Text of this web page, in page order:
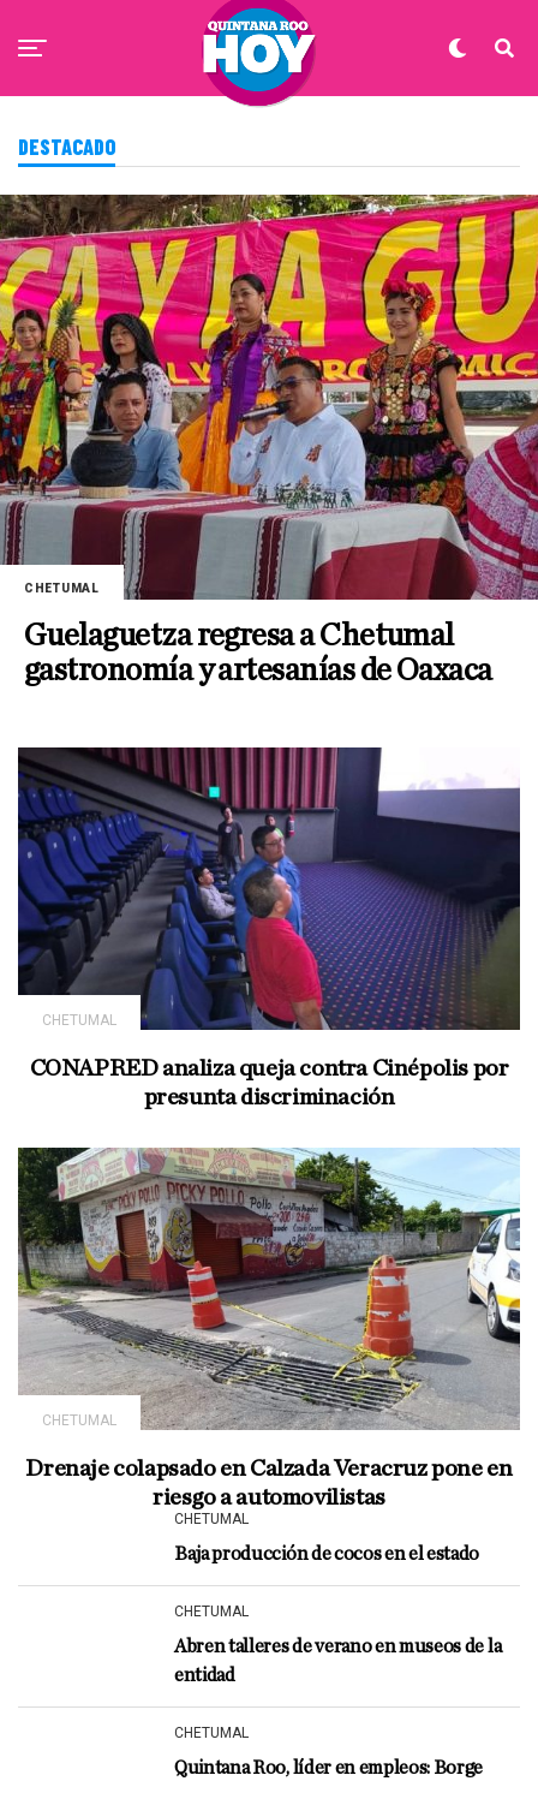
DESTACADO
CHETUMAL
Guelaguetza regresa a Chetumal
gastronomía y artesanías de Oaxaca
CHETUMAL
CONAPRED analiza queja contra Cinépolis por
presunta discriminación
CHETUMAL
Drenaje colapsado en Calzada Veracruz pone en
riesgo a automovilistas
CHETUMAL
Baja producción de cocos en el estado
CHETUMAL
Abren talleres de verano en museos de la
entidad
CHETUMAL
Quintana Roo, líder en empleos: Borge